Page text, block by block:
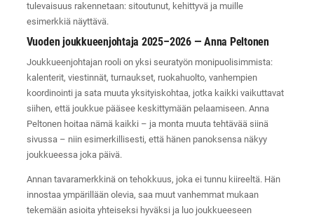
tulevaisuus rakennetaan: sitoutunut, kehittyvä ja muille
esimerkkiä näyttävä.
Vuoden joukkueenjohtaja 2025–2026 — Anna Peltonen
Joukkueenjohtajan rooli on yksi seuratyön monipuolisimmista:
kalenterit, viestinnät, turnaukset, ruokahuolto, vanhempien
koordinointi ja sata muuta yksityiskohtaa, jotka kaikki vaikuttavat
siihen, että joukkue pääsee keskittymään pelaamiseen. Anna
Peltonen hoitaa nämä kaikki – ja monta muuta tehtävää siinä
sivussa – niin esimerkillisesti, että hänen panoksensa näkyy
joukkueessa joka päivä.
Annan tavaramerkkinä on tehokkuus, joka ei tunnu kiireeltä. Hän
innostaa ympärillään olevia, saa muut vanhemmat mukaan
tekemään asioita yhteiseksi hyväksi ja luo joukkueeseen